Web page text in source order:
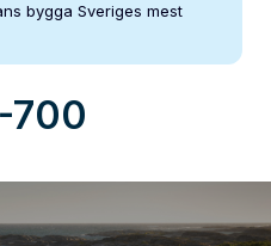
bygga Sveriges mest
700